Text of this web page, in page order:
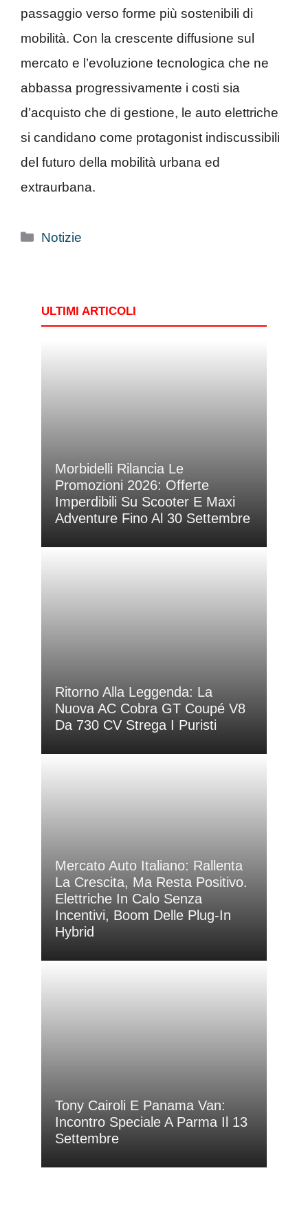
passaggio verso forme più sostenibili di
mobilità. Con la crescente diffusione sul
mercato e l’evoluzione tecnologica che ne
abbassa progressivamente i costi sia
d’acquisto che di gestione, le auto elettriche
si candidano come protagonist indiscussibili
del futuro della mobilità urbana ed
extraurbana.
Categorie
Notizie
ULTIMI ARTICOLI
Morbidelli Rilancia Le
Promozioni 2026: Offerte
Imperdibili Su Scooter E Maxi
Adventure Fino Al 30 Settembre
Ritorno Alla Leggenda: La
Nuova AC Cobra GT Coupé V8
Da 730 CV Strega I Puristi
Mercato Auto Italiano: Rallenta
La Crescita, Ma Resta Positivo.
Elettriche In Calo Senza
Incentivi, Boom Delle Plug-In
Hybrid
Tony Cairoli E Panama Van:
Incontro Speciale A Parma Il 13
Settembre